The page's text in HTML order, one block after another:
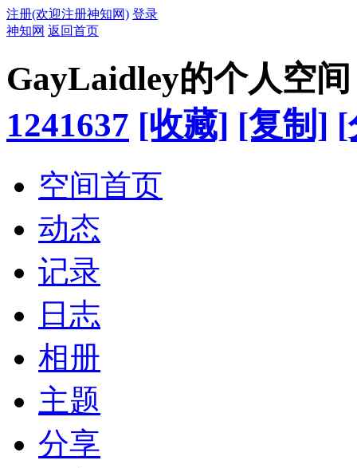
注册(欢迎注册神知网) 登录
神知网 返回首页
GayLaidley的个人空间
1241637 [收藏] [复制] [
空间首页
动态
记录
日志
相册
主题
分享